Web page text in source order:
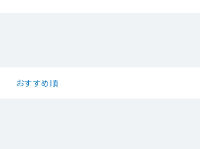
おすすめ順